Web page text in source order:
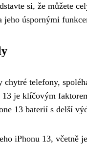
si, že můžete
jeho úspornými
chytré telefony,
13 je klíčovým
13 baterií s delší
iPhonu 13, včetně